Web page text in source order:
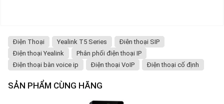
Điện Thoại Yealink T5 Series
Điên thoại SIP
Điện thoại Yealink
Phân phối điện thoại IP
Điện thoại bàn voice ip
Điện thoại VoIP Điện thoại cố định
SẢN PHẨM CÙNG HÃNG